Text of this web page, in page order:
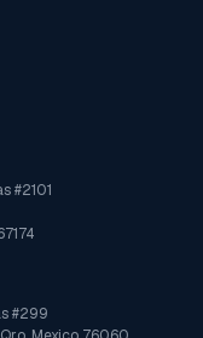
#2101
#299